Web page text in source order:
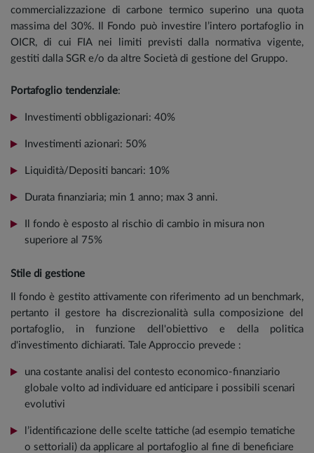
commercializzazione di carbone termico superino una quota
massima del 30%. Il Fondo può investire l’intero portafoglio in
OICR, di cui FIA nei limiti previsti dalla normativa vigente,
gestiti dalla SGR e/o da altre Società di gestione del Gruppo.
Portafoglio tendenziale:
Investimenti obbligazionari: 40%
Investimenti azionari: 50%
Liquidità/Depositi bancari: 10%
Durata finanziaria; min 1 anno; max 3 anni.
Il fondo è esposto al rischio di cambio in misura non
superiore al 75%
Stile di gestione
Il fondo è gestito attivamente con riferimento ad un benchmark,
pertanto il gestore ha discrezionalità sulla composizione del
portafoglio, in funzione dell'obiettivo e della politica
d'investimento dichiarati. Tale Approccio prevede :
una costante analisi del contesto economico-finanziario
globale volto ad individuare ed anticipare i possibili scenari
evolutivi
l’identificazione delle scelte tattiche (ad esempio tematiche
o settoriali) da applicare al portafoglio al fine di beneficiare